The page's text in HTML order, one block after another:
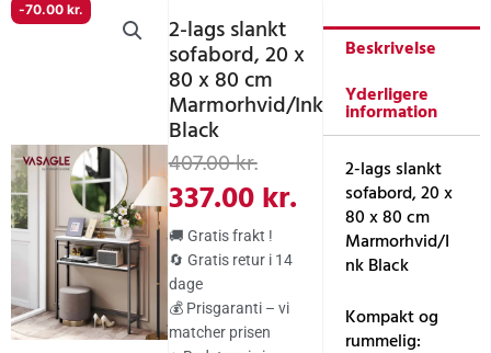
-70.00 kr.
2-lags slankt
sofabord, 20 x
80 x 80 cm
Marmorhvid/Ink
Black
407.00kr.Den
oprindelige
pris
var:
407.00 kr..
337.00kr.
Den
aktuelle
pris
337.00 kr..
🚚 Gratis frakt !
🔄 Gratis retur i 14
dage
💰 Prisgaranti – vi
matcher prisen
Beskrivelse
Yderligere
information
2-lags slankt
sofabord, 20 x
80 x 80 cm
Marmorhvid/I
nk Black
Kompakt og
rummelig: